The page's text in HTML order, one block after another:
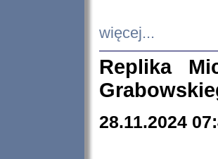
więcej...
Replika
28.11.2024